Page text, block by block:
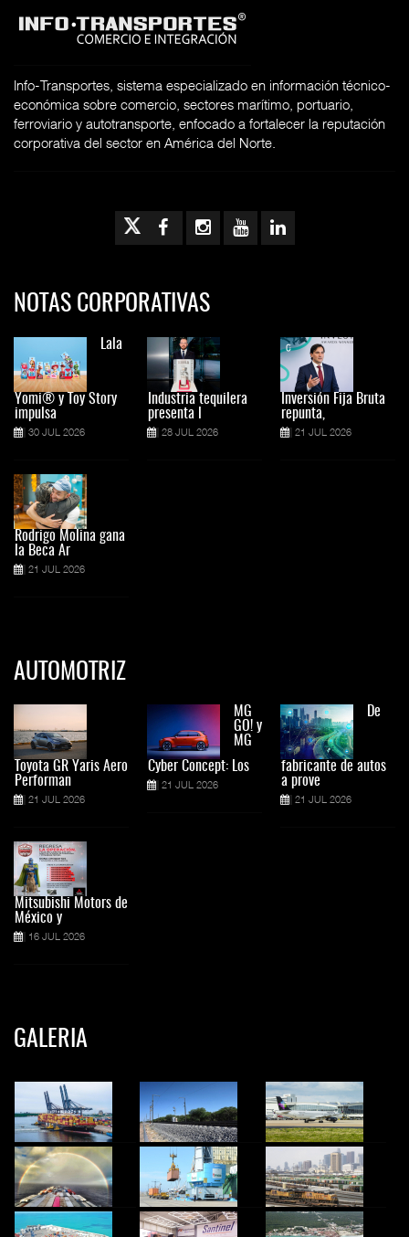
Info-Transportes, sistema especializado en información técnico-
económica sobre comercio, sectores marítimo, portuario,
ferroviario y autotransporte, enfocado a fortalecer la reputación
corporativa del sector en América del Norte.
NOTAS CORPORATIVAS
Lala
Yomi® y Toy Story
impulsa
30 JUL 2026
Rodrigo Molina gana
la Beca Ar
21 JUL 2026
Industria tequilera
presenta l
28 JUL 2026
Inversión Fija Bruta
repunta,
21 JUL 2026
AUTOMOTRIZ
Toyota GR Yaris Aero
Performan
21 JUL 2026
Mitsubishi Motors de
México y
16 JUL 2026
MG
GO! y
MG
Cyber Concept: Los
21 JUL 2026
De
fabricante de autos
a prove
21 JUL 2026
GALERIA